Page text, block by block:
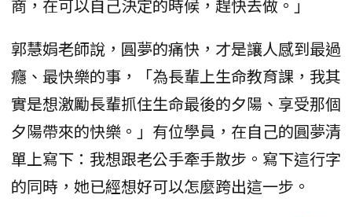
商，在可以自己決定的時候，趕快去做。」
郭慧娟老師說，圓夢的痛快，才是讓人感到最過
癮、最快樂的事，「為長輩上生命教育課，我其
實是想激勵長輩抓住生命最後的夕陽、享受那個
夕陽帶來的快樂。」有位學員，在自己的圓夢清
單上寫下：我想跟老公手牽手散步。寫下這行字
的同時，她已經想好可以怎麼跨出這一步。